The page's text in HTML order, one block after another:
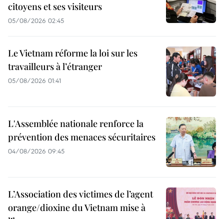
citoyens et ses visiteurs
05/08/2026 02:45
Le Vietnam réforme la loi sur les
travailleurs à l’étranger
05/08/2026 01:41
L'Assemblée nationale renforce la
prévention des menaces sécuritaires
04/08/2026 09:45
L’Association des victimes de l’agent
orange/dioxine du Vietnam mise à